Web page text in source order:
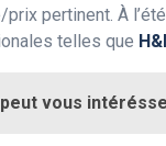
pertinent. À
telles que
vous